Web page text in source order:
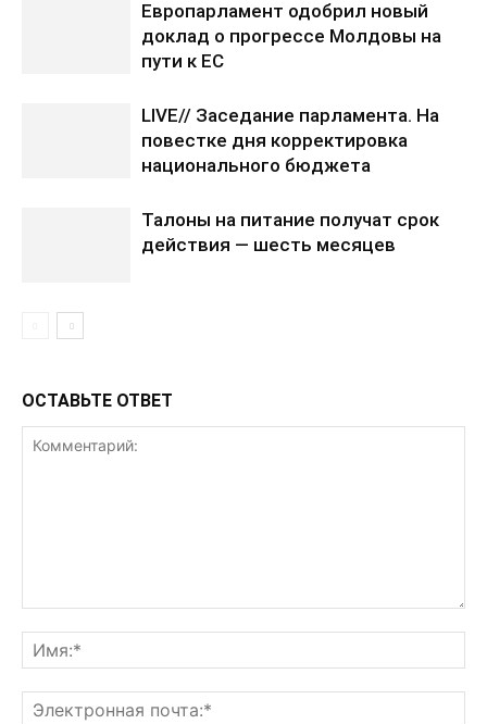
Европарламент одобрил новый
доклад о прогрессе Молдовы на
пути к ЕС
LIVE// Заседание парламента. На
повестке дня корректировка
национального бюджета
Талоны на питание получат срок
действия — шесть месяцев
ОСТАВЬТЕ ОТВЕТ